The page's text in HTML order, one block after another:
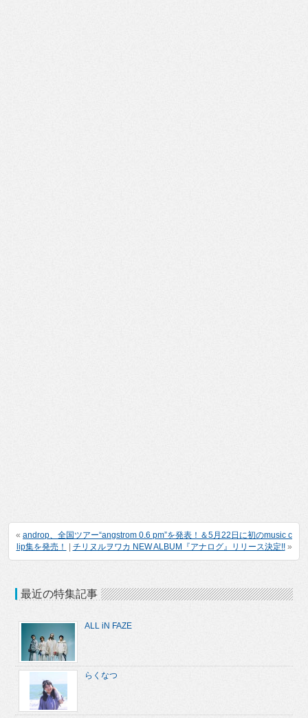
« androp、全国ツアー“angstrom 0.6 pm”を発表！＆5月22日に初のmusic c
lip集を発売！
| チリヌルヲワカ NEW ALBUM『アナログ』リリース決定!!»
最近の特集記事
ALL iN FAZE
らくなつ